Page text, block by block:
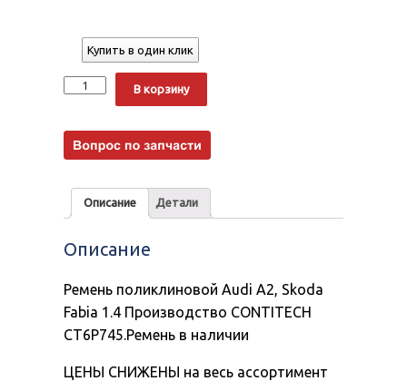
Купить в один клик
Количество
В корзину
Описание Детали
Описание
Ремень поликлиновой Audi A2, Skoda
Fabia 1.4 Производство CONTITECH
CT6P745.Ремень в наличии
ЦЕНЫ СНИЖЕНЫ на весь ассортимент